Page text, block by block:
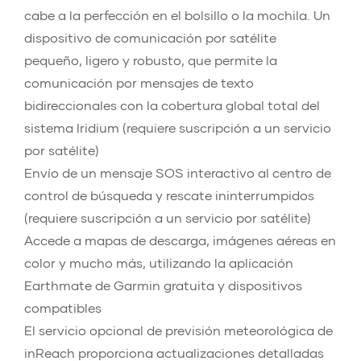
cabe a la perfección en el bolsillo o la mochila. Un
dispositivo de comunicación por satélite
pequeño, ligero y robusto, que permite la
comunicación por mensajes de texto
bidireccionales con la cobertura global total del
sistema Iridium (requiere suscripción a un servicio
por satélite)
Envío de un mensaje SOS interactivo al centro de
control de búsqueda y rescate ininterrumpidos
(requiere suscripción a un servicio por satélite)
Accede a mapas de descarga, imágenes aéreas en
color y mucho más, utilizando la aplicación
Earthmate de Garmin gratuita y dispositivos
compatibles
El servicio opcional de previsión meteorológica de
inReach proporciona actualizaciones detalladas